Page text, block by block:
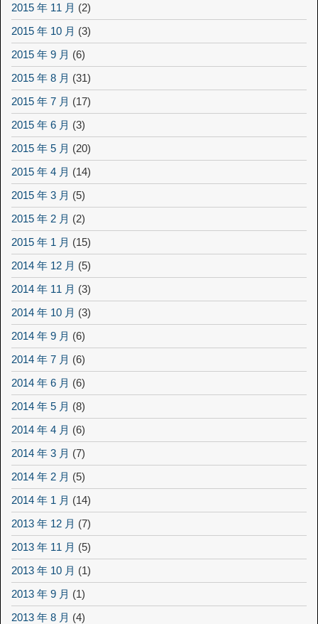
2015 年 11 月 (2)
2015 年 10 月 (3)
2015 年 9 月 (6)
2015 年 8 月 (31)
2015 年 7 月 (17)
2015 年 6 月 (3)
2015 年 5 月 (20)
2015 年 4 月 (14)
2015 年 3 月 (5)
2015 年 2 月 (2)
2015 年 1 月 (15)
2014 年 12 月 (5)
2014 年 11 月 (3)
2014 年 10 月 (3)
2014 年 9 月 (6)
2014 年 7 月 (6)
2014 年 6 月 (6)
2014 年 5 月 (8)
2014 年 4 月 (6)
2014 年 3 月 (7)
2014 年 2 月 (5)
2014 年 1 月 (14)
2013 年 12 月 (7)
2013 年 11 月 (5)
2013 年 10 月 (1)
2013 年 9 月 (1)
2013 年 8 月 (4)